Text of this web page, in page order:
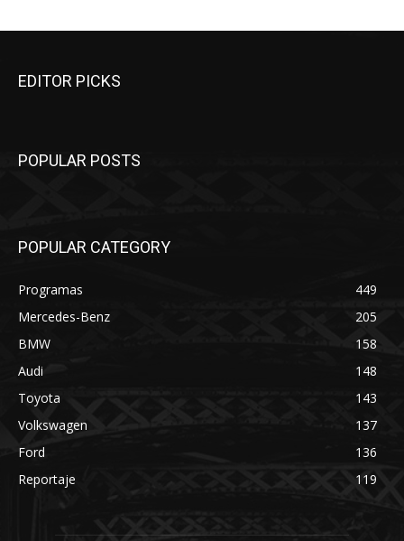
EDITOR PICKS
POPULAR POSTS
POPULAR CATEGORY
Programas
449
Mercedes-Benz
205
BMW
158
Audi
148
Toyota
143
Volkswagen
137
Ford
136
Reportaje
119